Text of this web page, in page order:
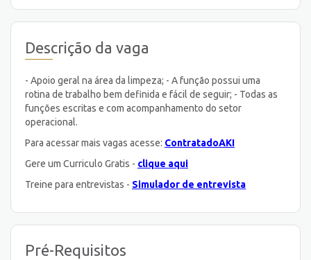
Descrição da vaga
- Apoio geral na área da limpeza; - A função possui uma
rotina de trabalho bem definida e fácil de seguir; - Todas as
funções escritas e com acompanhamento do setor
operacional.
Para acessar mais vagas acesse: ContratadoAKI
Gere um Curriculo Gratis - clique aqui
Treine para entrevistas - Simulador de entrevista
Pré-Requisitos